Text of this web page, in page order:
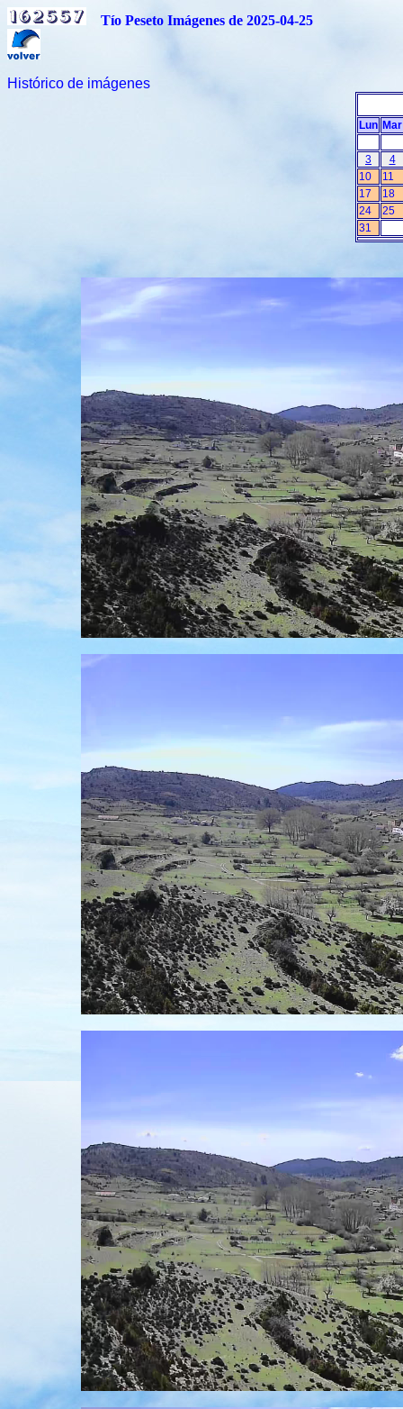
Tío Peseto Imágenes de 2025-04-25
Histórico de imágenes
Lun Mar
3
4
10
11
17
18
24
25
31